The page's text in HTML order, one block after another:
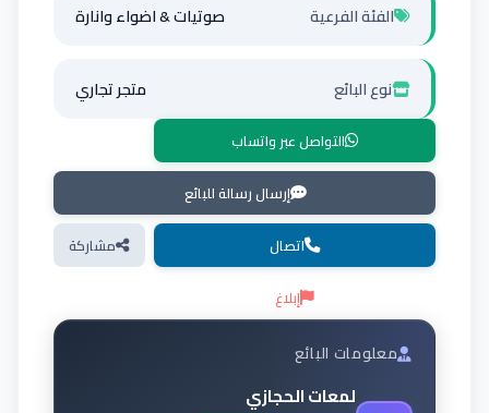
الفئة الفرعية صوتيات & اضواء وانارة
نوع البائع متجر تجاري
التواصل عبر واتساب
إرسال رسالة للبائع
اتصال
مشاركة
إبلاغ
معلومات البائع
لمعات الحجازي